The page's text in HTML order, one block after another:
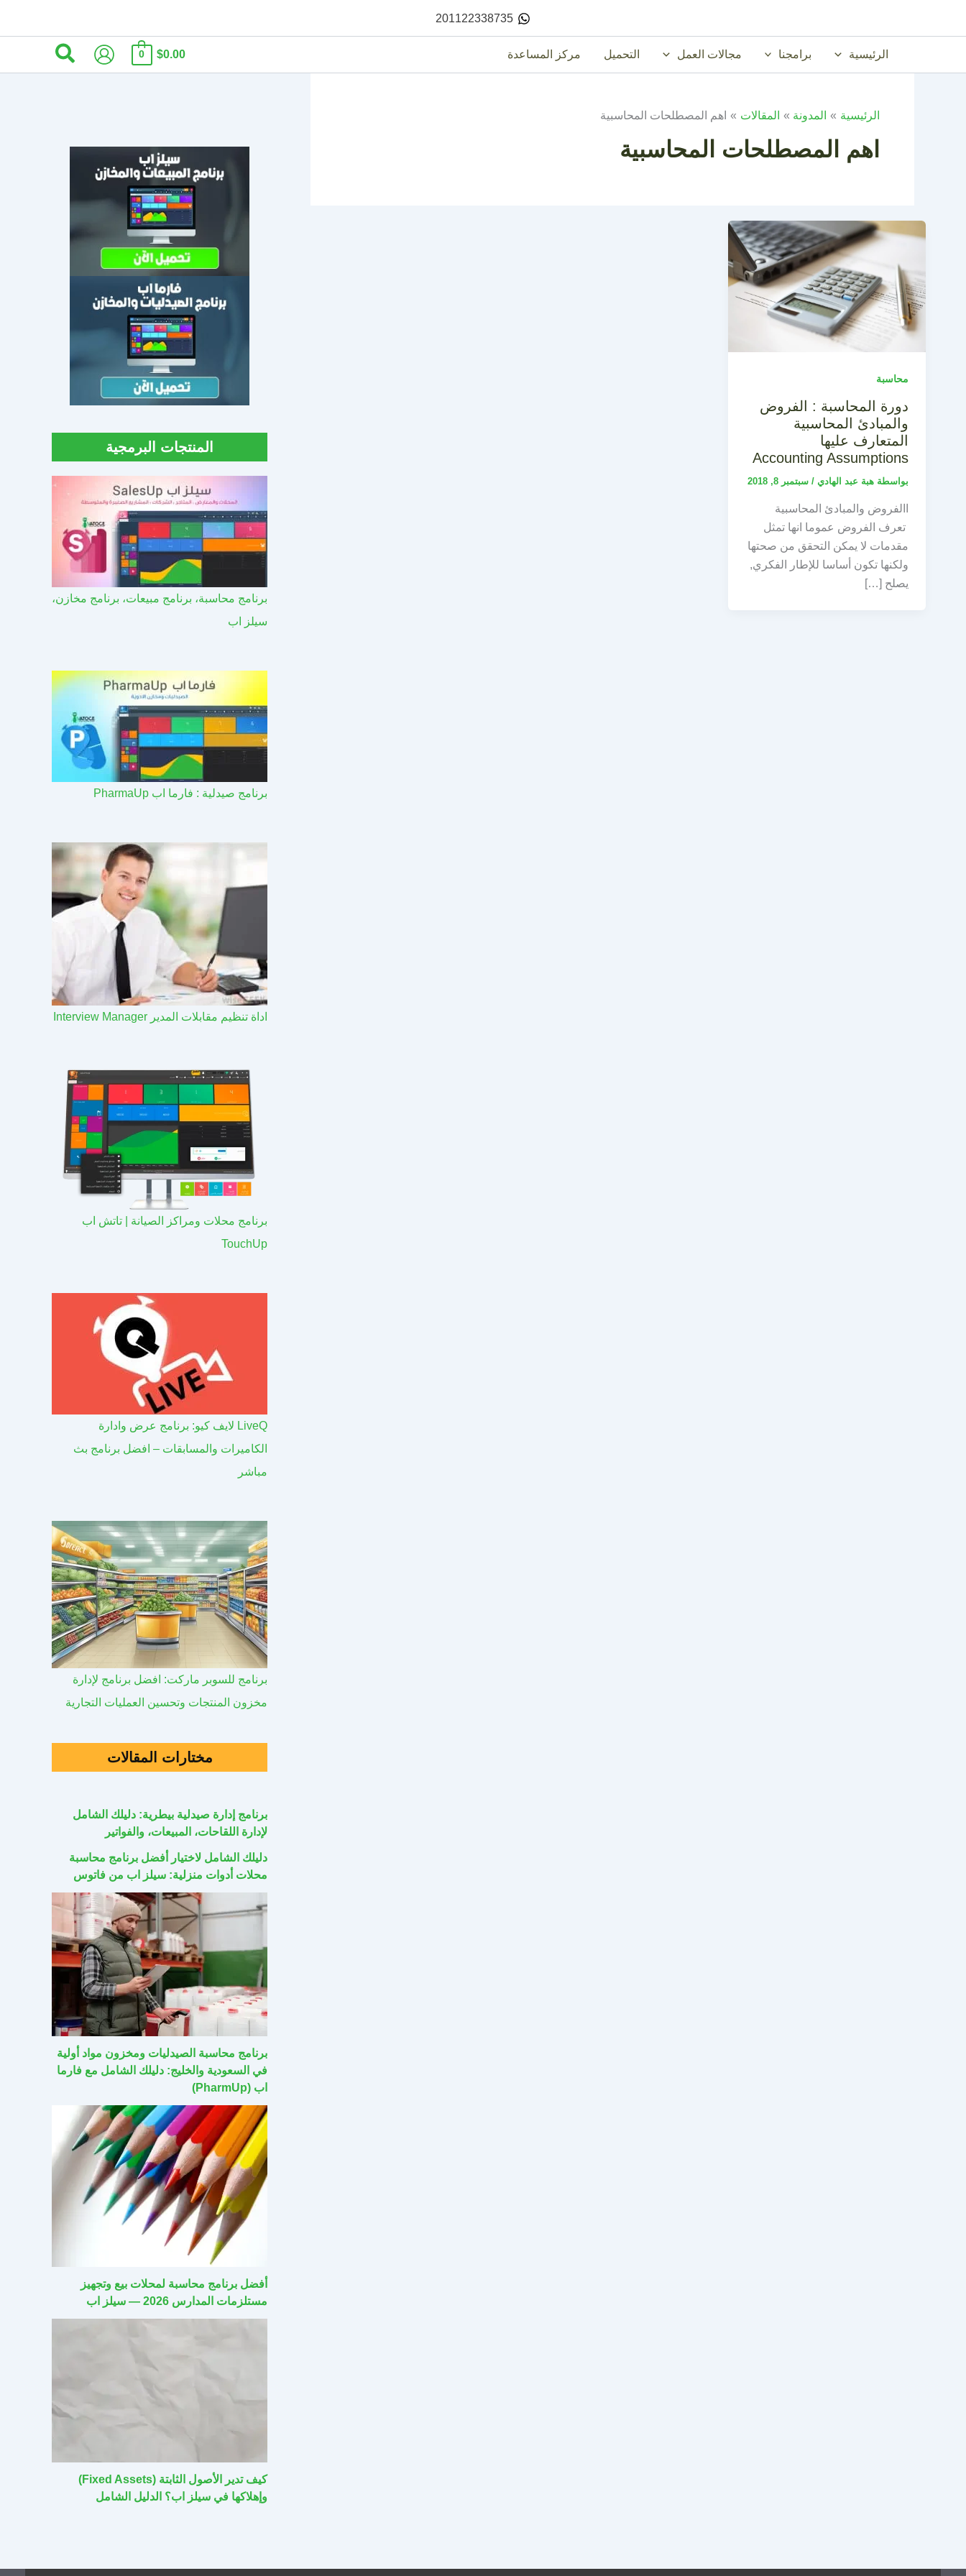
201122338735
الرئيسية برامجنا مجالات العمل التحميل مركز المساعدة $0.00
0 البحث
الرئيسية المدونة المقالات اهم المصطلحات المحاسبية
اهم المصطلحات المحاسبية
محاسبة
دورة المحاسبة : الفروض
والمبادئ المحاسبية
المتعارف عليها
Accounting Assumptions
بواسطة هبة عبد الهادي / سبتمبر 8, 2018
االفروض والمبادئ المحاسبية
تعرف الفروض عموما انها تمثل
مقدمات لا يمكن التحقق من صحتها
ولكنها تكون أساسا للإطار الفكري,
يصلح […]
المنتجات البرمجية
برنامج محاسبة، برنامج مبيعات، برنامج مخازن،
سيلز اب
برنامج صيدلية : فارما اب PharmaUp​
اداة تنظيم مقابلات المدير Interview Manager
برنامج محلات ومراكز الصيانة | تاتش اب
TouchUp
LiveQ لايف كيو: برنامج عرض وادارة
الكاميرات والمسابقات – افضل برنامج بث
مباشر
برنامج للسوبر ماركت: افضل برنامج لإدارة
مخزون المنتجات وتحسين العمليات التجارية
مختارات المقالات
برنامج إدارة صيدلية بيطرية: دليلك الشامل
لإدارة اللقاحات، المبيعات، والفواتير
دليلك الشامل لاختيار أفضل برنامج محاسبة
محلات أدوات منزلية: سيلز اب من فاتوس
برنامج محاسبة الصيدليات ومخزون مواد أولية
في السعودية والخليج: دليلك الشامل مع فارما
اب (PharmUp)
أفضل برنامج محاسبة لمحلات بيع وتجهيز
مستلزمات المدارس 2026 — سيلز اب
كيف تدير الأصول الثابتة (Fixed Assets)
وإهلاكها في سيلز اب؟ الدليل الشامل